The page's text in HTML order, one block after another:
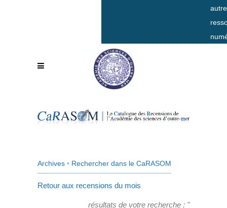
Archives • Rechercher dans le CaRASOM
Retour aux recensions du mois
résultats de votre recherche : "